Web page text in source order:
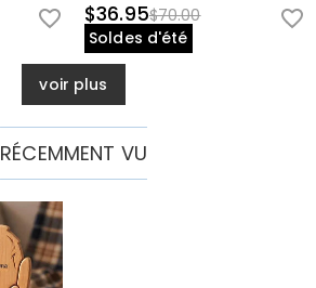
$36.95$70.00
Soldes d'été
voir plus
RÉCEMMENT VU